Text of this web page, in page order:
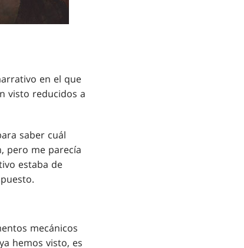
en el que
visto reducidos a
saber cuál
pero me parecía
estaba de
mecánicos
hemos visto, es